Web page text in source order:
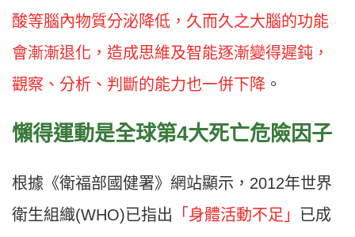
酸等腦內物質分泌降低，久而久之大腦的功能
會漸漸退化，造成思維及智能逐漸變得遲鈍，
觀察、分析、判斷的能力也一併下降 。
懶得運動是全球第4大死亡危險因子
根據《衛福部國健署》網站顯示，2012年世界
衛生組織(WHO)已指出 「身體活動不足」
已成